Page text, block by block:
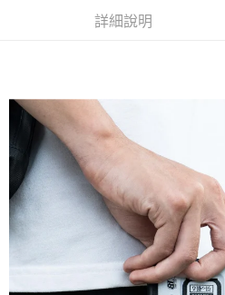
「AFTEE先享後付」，若未經同意申辦者
５．嚴禁一人註冊多個帳號或使用他人資
恩沛科技股份有限公司將有權停止該用戶
詳細說明